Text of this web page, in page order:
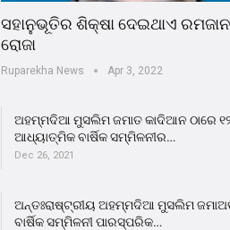
ସହାନୁଭୂତିର ଶିକ୍ଷା ଦେଇଥାଏ
ରୋଜା
Ruparekha News Apr 3, 2022
ଅହମ୍ମଦିଆ ମୁସଲିମ ଜମାତ କାଦିଆନ ଠାରେ
ଆଧ୍ୟାତ୍ମିକ ବାର୍ଷିକ ସମ୍ମିଳନୀର…
Dec 26, 2021
ଅନ୍ତଃରାଷ୍ଟ୍ରୀୟ ଅହମ୍ମଦିଆ ମୁସଲିମ
ବାର୍ଷିକ ସମ୍ମିଳନୀ ପାରସ୍ପରିକ…